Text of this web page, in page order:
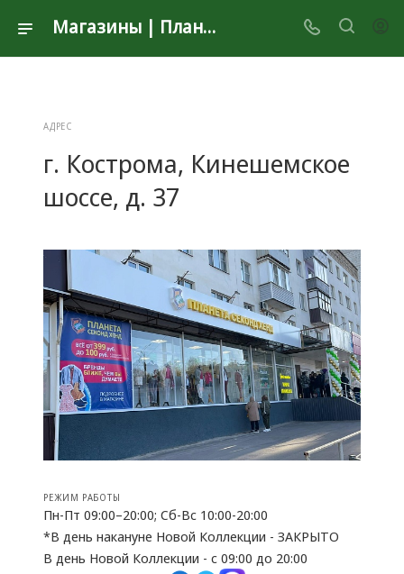
Магазины | Планета Секонд Хенд
АДРЕС
г. Кострома, Кинешемское
шоссе, д. 37
РЕЖИМ РАБОТЫ
Пн-Пт 09:00–20:00; Сб-Вс 10:00-20:00
*В день накануне Новой Коллекции - ЗАКРЫТО
В день Новой Коллекции - с 09:00 до 20:00